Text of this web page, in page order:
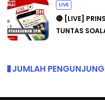
LIVE
🔴 [LIVE]
TUNTAS
JUMLAH PENGUNJUNG